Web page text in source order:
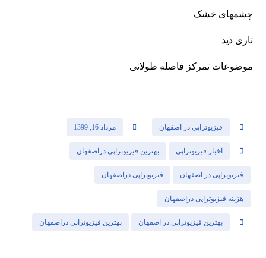
چشمهای خشک
تاری دید
موضوعات تمرکز فاصله طولانی
فیزیوتراپی در اصفهان مرداد 16, 1399
اخبار فیزیوتراپی بهترین فیزیوتراپی دراصفهان
فیزیوتراپی در اصفهان فیزیوتراپی دراصفهان
هزینه فیزیوتراپی دراصفهان
بهترین فیزیوتراپی در اصفهان بهترین فیزیوتراپی دراصفهان